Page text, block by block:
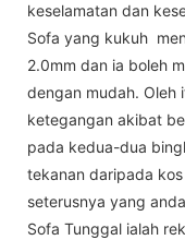
keselamatan dan
Sofa yang kukuh
2.0mm dan ia boleh
dengan mudah. Oleh
ketegangan akibat
pada kedua-dua
tekanan daripada
seterusnya yang
Sofa Tunggal ialah